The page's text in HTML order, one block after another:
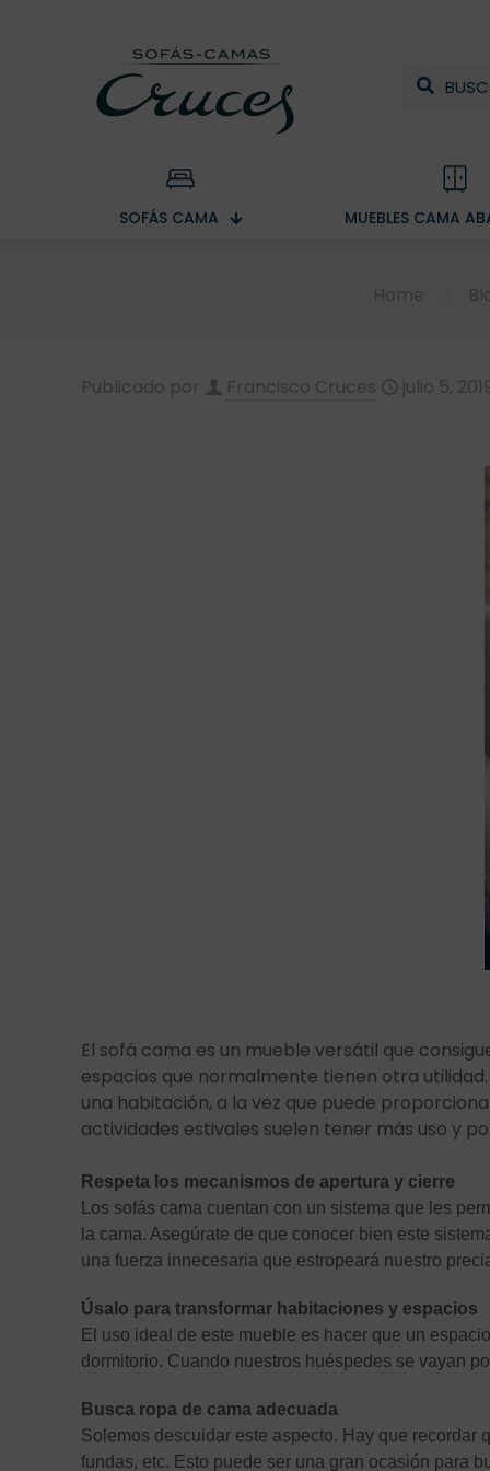
SOFÁS CAMA MUEBLES CAMA
Publicado por Francisco Cruces julio 5,
El sofá cama es un mueble versátil que
espacios que normalmente tienen otra
una habitación, a la vez que puede
actividades estivales suelen tener más uso y
Respeta los mecanismos de apertura y cierre
Los sofás cama cuentan con un sistema que les
la cama. Asegúrate de que conocer bien este
una fuerza innecesaria que estropeará nuestro
Úsalo para transformar habitaciones y espacios
El uso ideal de este mueble es hacer que un
dormitorio. Cuando nuestros huéspedes se vayan
Busca ropa de cama adecuada
Solemos descuidar este aspecto. Hay que
fundas, etc. Esto puede ser una gran ocasión para